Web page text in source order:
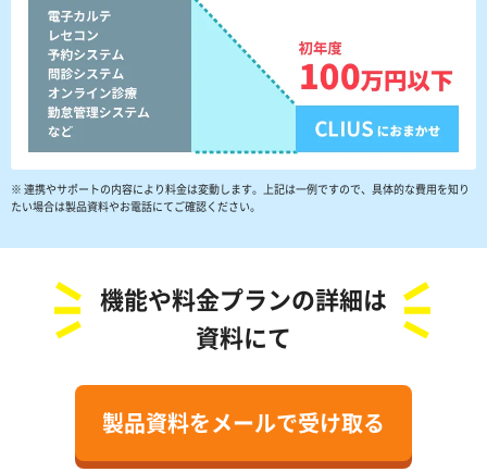
※ 連携やサポートの内容により料金は変動します。上記は一例ですので、具体的な費用を知り
たい場合は製品資料やお電話にてご確認ください。
機能や料金プランの詳細は
資料にて
製品資料をメールで受け取る